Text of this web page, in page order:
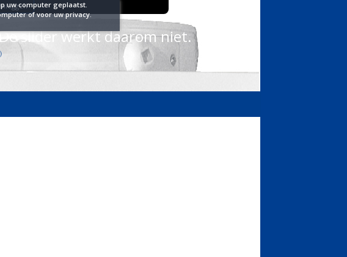
uw computer geplaatst.
of voor uw privacy.
Inloggen
slider werkt daarom niet.